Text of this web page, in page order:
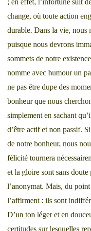
; en effet, l’infortune suit
change, où toute action
durable. Dans la vie, nous
puisque nous devrons
sommets de notre
nomme avec humour un
ne pas être dupe des
bonheur que nous
simplement en sachant
d’être actif et non passif.
de notre bonheur, nous
félicité tournera
et la gloire sont sans
l’anonymat. Mais, du
l’affirment : ils sont
D’un ton léger et en
certitudes sur lesquelles